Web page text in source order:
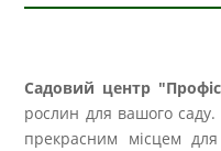
Садовий центр
рослин для вашого
прекрасним місцем